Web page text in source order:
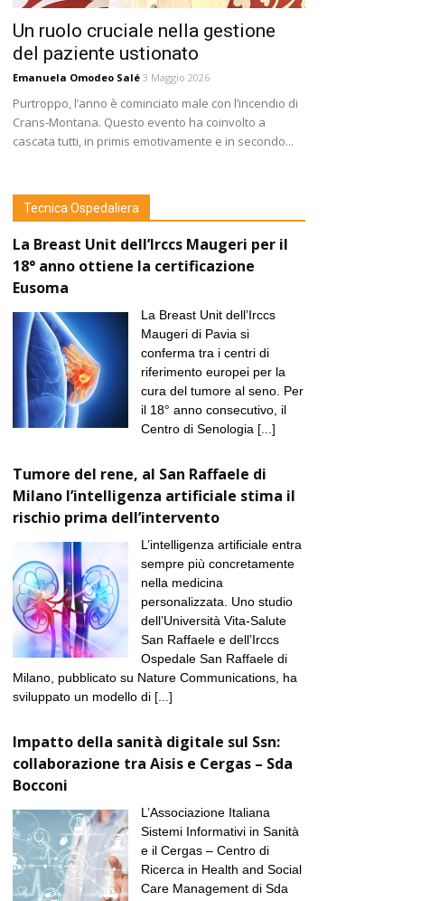
Un ruolo cruciale nella gestione
del paziente ustionato
Emanuela Omodeo Salé 3 Maggio 2026
Purtroppo, l’anno è cominciato male con l’incendio di
Crans-Montana. Questo evento ha coinvolto a
cascata tutti, in primis emotivamente e in secondo...
Tecnica Ospedaliera
La Breast Unit dell’Irccs Maugeri per il
18° anno ottiene la certificazione
Eusoma
La Breast Unit dell’Irccs
Maugeri di Pavia si
conferma tra i centri di
riferimento europei per la
cura del tumore al seno. Per
il 18° anno consecutivo, il
Centro di Senologia [...]
Tumore del rene, al San Raffaele di
Milano l’intelligenza artificiale stima il
rischio prima dell’intervento
L’intelligenza artificiale entra
sempre più concretamente
nella medicina
personalizzata. Uno studio
dell’Università Vita-Salute
San Raffaele e dell’Irccs
Ospedale San Raffaele di
Milano, pubblicato su Nature Communications, ha
sviluppato un modello di [...]
Impatto della sanità digitale sul Ssn:
collaborazione tra Aisis e Cergas – Sda
Bocconi
L’Associazione Italiana
Sistemi Informativi in Sanità
e il Cergas – Centro di
Ricerca in Health and Social
Care Management di Sda